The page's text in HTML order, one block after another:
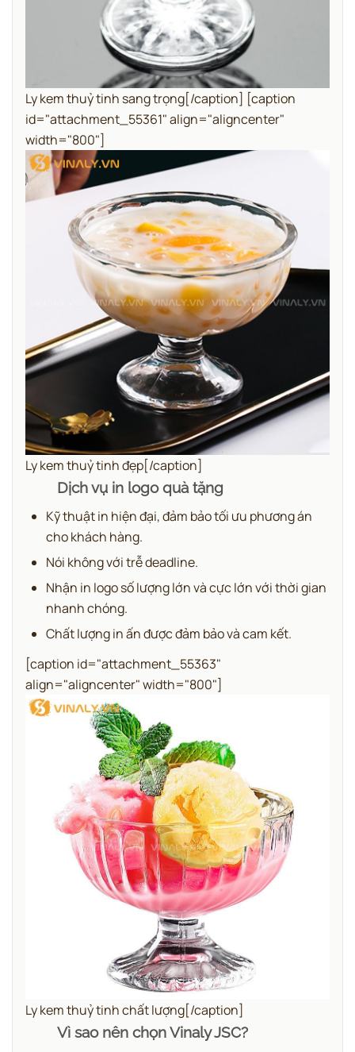
Ly kem thuỷ tinh sang trọng[/caption] [caption
id="attachment_55361" align="aligncenter"
width="800"]
Ly kem thuỷ tinh đẹp[/caption]
Dịch vụ in logo quà tặng
Kỹ thuật in hiện đại, đảm bảo tối ưu phương án
cho khách hàng.
Nói không với trễ deadline.
Nhận in logo số lượng lớn và cực lớn với thời gian
nhanh chóng.
Chất lượng in ấn được đảm bảo và cam kết.
[caption id="attachment_55363"
align="aligncenter" width="800"]
Ly kem thuỷ tinh chất lượng[/caption]
Vì sao nên chọn Vinaly JSC?